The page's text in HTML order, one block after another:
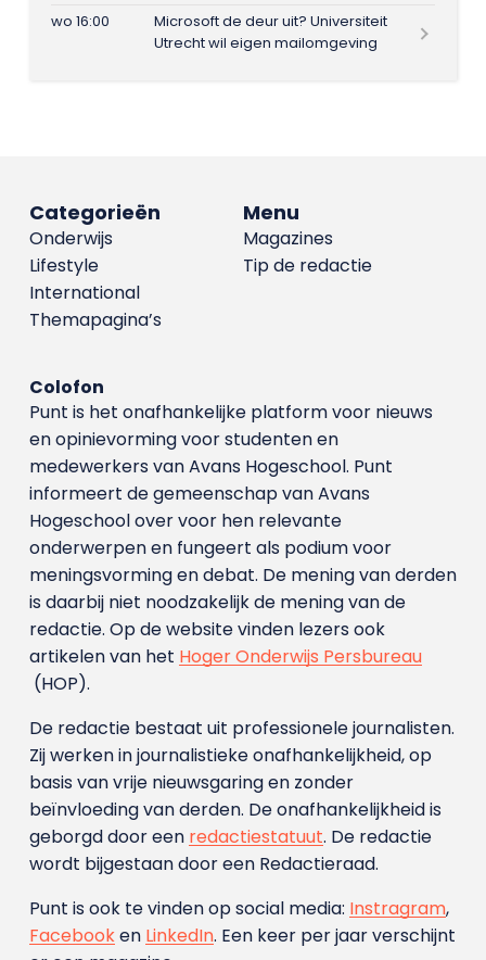
wo 16:00
Microsoft de deur uit? Universiteit
Utrecht wil eigen mailomgeving
Menu
Magazines
Tip de redactie
Categorieën
Onderwijs
Lifestyle
International
Themapagina’s
Colofon
Punt is het onafhankelijke platform voor nieuws
en opinievorming voor studenten en
medewerkers van Avans Hoge­school. Punt
informeert de gemeenschap van Avans
Hogeschool over voor hen relevante
onderwerpen en fungeert als podium voor
meningsvorming en debat. De mening van derden
is daarbij niet noodzakelijk de mening van de
redactie. Op de website vinden lezers ook
artikelen van het Hoger Onderwijs Persbureau
(HOP).
De redactie bestaat uit professionele journalisten.
Zij werken in journalistieke onafhankelijkheid, op
basis van vrije nieuwsgaring en zonder
beïnvloeding van derden. De onafhankelijkheid is
geborgd door een redactiestatuut. De redactie
wordt bijgestaan door een Redactieraad.
Punt is ook te vinden op social media: Instragram,
Facebooken LinkedIn. Een keer per jaar verschijnt